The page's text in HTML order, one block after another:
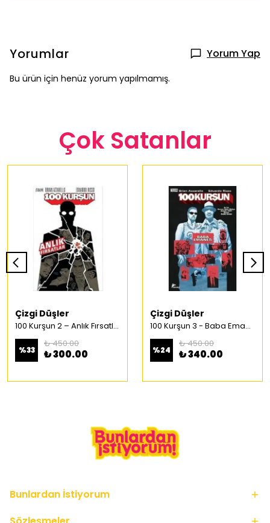
Yorumlar Yorum Yap
Bu ürün için henüz yorum yapılmamış.
Çok Satanlar
Çizgi Düşler
100 Kurşun 2 – Anlık Fırsatlar Türkçe Çizgi Roman
%33
₺ 450.00
₺ 300.00
Çizgi Düşler
100 Kurşun 3 - Baba Emaneti Türkçe Çizgi Roman
%24
₺ 450.00
₺ 340.00
Bunlardan İstiyorum